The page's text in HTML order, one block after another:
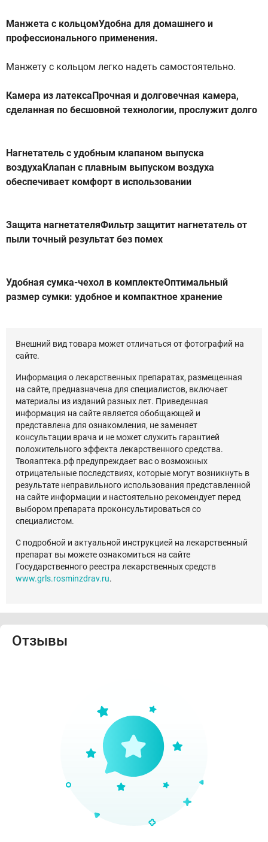
Манжета с кольцомУдобна для домашнего и
профессионального применения.
Манжету с кольцом легко надеть самостоятельно.
Камера из латексаПрочная и долговечная камера,
сделанная по бесшовной технологии, прослужит долго
Нагнетатель с удобным клапаном выпуска
воздухаКлапан с плавным выпуском воздуха
обеспечивает комфорт в использовании
Защита нагнетателяФильтр защитит нагнетатель от
пыли точный результат без помех
Удобная сумка-чехол в комплектеОптимальный
размер сумки: удобное и компактное хранение
Внешний вид товара может отличаться от фотографий на
сайте.
Информация о лекарственных препаратах, размещенная
на сайте, предназначена для специалистов, включает
материалы из изданий разных лет. Приведенная
информация на сайте является обобщающей и
представлена для ознакомления, не заменяет
консультации врача и не может служить гарантией
положительного эффекта лекарственного средства.
Твояаптека.рф предупреждает вас о возможных
отрицательные последствиях, которые могут возникнуть в
результате неправильного использования представленной
на сайте информации и настоятельно рекомендует перед
выбором препарата проконсультироваться со
специалистом.
С подробной и актуальной инструкцией на лекарственный
препарат вы можете ознакомиться на сайте
Государственного реестра лекарственных средств
www.grls.rosminzdrav.ru.
Отзывы